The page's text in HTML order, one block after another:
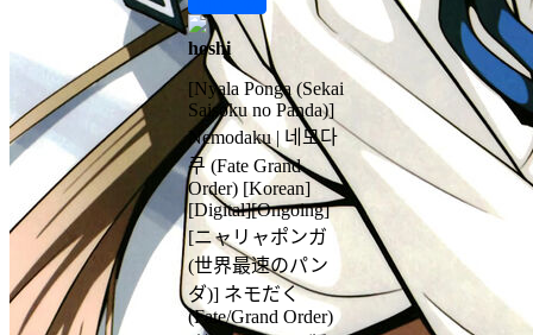
hoshi
[Nyala Ponga (Sekai
Saisoku no Panda)]
Nemodaku | 네모다
쿠 (Fate Grand
Order) [Korean]
[Digital][Ongoing]
[ニャリャポンガ
(世界最速のパン
ダ)] ネモだく
(Fate/Grand Order)